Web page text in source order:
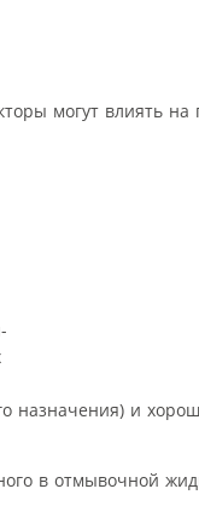
могут влиять на
назначения) и
в отмывочной